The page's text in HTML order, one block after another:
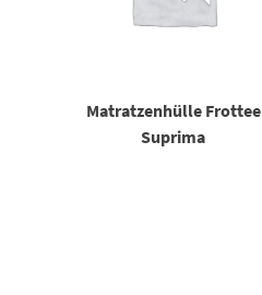
Matratzenhülle Frottee
Suprima